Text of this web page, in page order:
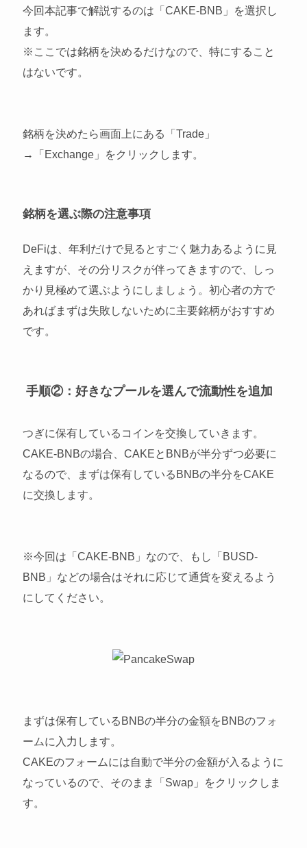
今回本記事で解説するのは「CAKE-BNB」を選択し
ます。
※ここでは銘柄を決めるだけなので、特にすること
はないです。
銘柄を決めたら画面上にある「Trade」
→「Exchange」をクリックします。
銘柄を選ぶ際の注意事項
DeFiは、年利だけで見るとすごく魅力あるように見
えますが、その分リスクが伴ってきますので、しっ
かり見極めて選ぶようにしましょう。初心者の方で
あればまずは失敗しないために主要銘柄がおすすめ
です。
手順②：好きなプールを選んで流動性を追加
つぎに保有しているコインを交換していきます。
CAKE-BNBの場合、CAKEとBNBが半分ずつ必要に
なるので、まずは保有しているBNBの半分をCAKE
に交換します。
※今回は「CAKE-BNB」なので、もし「BUSD-
BNB」などの場合はそれに応じて通貨を変えるよう
にしてください。
まずは保有しているBNBの半分の金額をBNBのフォ
ームに入力します。
CAKEのフォームには自動で半分の金額が入るように
なっているので、そのまま「Swap」をクリックしま
す。